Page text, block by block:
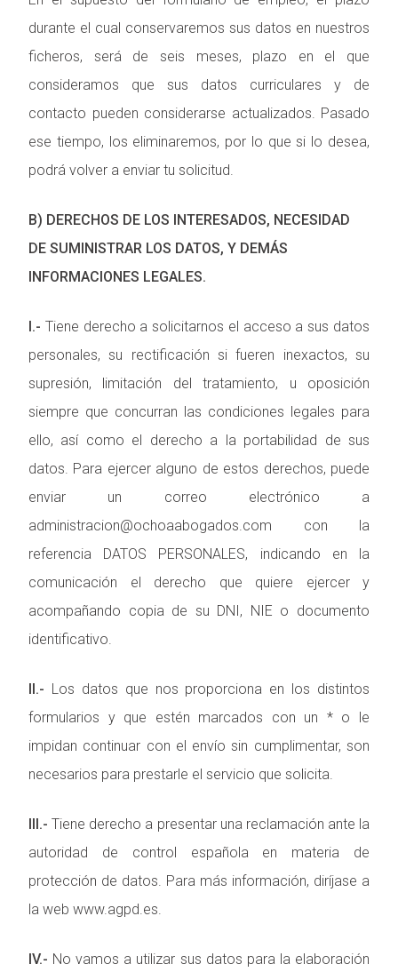
durante el cual conservaremos sus datos en nuestros
ficheros, será de seis meses, plazo en el que
consideramos que sus datos curriculares y de
contacto pueden considerarse actualizados. Pasado
ese tiempo, los eliminaremos, por lo que si lo desea,
podrá volver a enviar tu solicitud.
B) DERECHOS DE LOS INTERESADOS, NECESIDAD
DE SUMINISTRAR LOS DATOS, Y DEMÁS
INFORMACIONES LEGALES.
I.- Tiene derecho a solicitarnos el acceso a sus datos
personales, su rectificación si fueren inexactos, su
supresión, limitación del tratamiento, u oposición
siempre que concurran las condiciones legales para
ello, así como el derecho a la portabilidad de sus
datos. Para ejercer alguno de estos derechos, puede
enviar un correo electrónico a
administracion@ochoaabogados.com con la
referencia DATOS PERSONALES, indicando en la
comunicación el derecho que quiere ejercer y
acompañando copia de su DNI, NIE o documento
identificativo.
II.- Los datos que nos proporciona en los distintos
formularios y que estén marcados con un * o le
impidan continuar con el envío sin cumplimentar, son
necesarios para prestarle el servicio que solicita.
III.- Tiene derecho a presentar una reclamación ante la
autoridad de control española en materia de
protección de datos. Para más información, diríjase a
la web www.agpd.es.
IV.- No vamos a utilizar sus datos para la elaboración